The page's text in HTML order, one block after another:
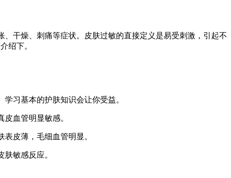
干燥、刺痛等症状。皮肤过敏的直接定义是易受刺激，引起不
绍下。
习基本的护肤知识会让你受益。
血管明显敏感。
皮薄，毛细血管明显。
敏感反应。